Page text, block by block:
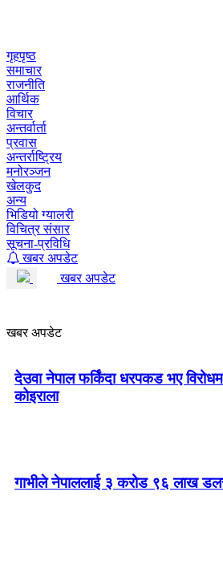
गृहपृष्ठ
समाचार
राजनीति
आर्थिक
विचार
अन्तर्वार्ता
प्रवास
अन्तर्राष्ट्रिय
मनोरञ्जन
खेलकुद
अन्य
भिडियो ग्यालरी
विचित्र संसार
सूचना-प्रविधि
खबर अपडेट
खबर अपडेट
खबर अपडेट
देउवा नेपाल फर्किंदा धरपकड भए
कोइराला
गाभीले नेपाललाई ३ करोड ९६ लाख